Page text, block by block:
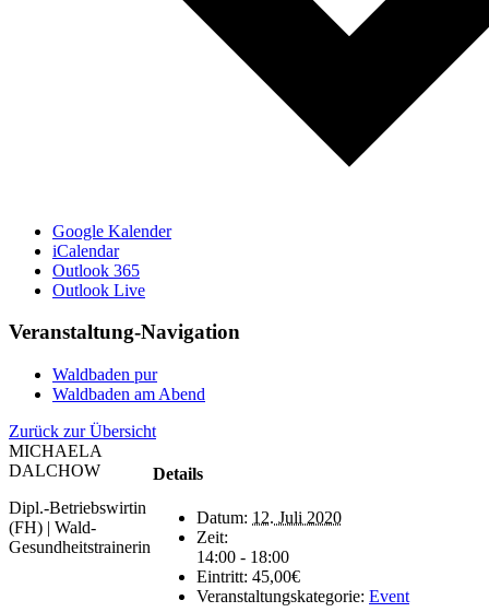
Google Kalender
iCalendar
Outlook 365
Outlook Live
Veranstaltung-Navigation
Waldbaden pur
Waldbaden am Abend
Zurück zur Übersicht
Details
Datum: 12. Juli 2020
Zeit:
14:00 - 18:00
Eintritt: 45,00€
Veranstaltungskategorie: Event
MICHAELA
DALCHOW
Dipl.-Betriebswirtin
(FH) | Wald-
Gesundheitstrainerin